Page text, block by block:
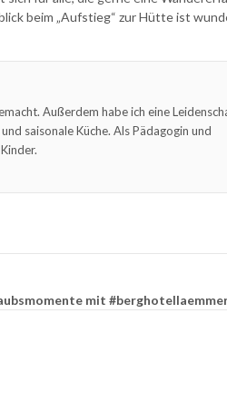
beim „Aufstieg“ zur Hütte ist
Außerdem habe ich eine
saisonale Küche. Als Pädagogin und
mit